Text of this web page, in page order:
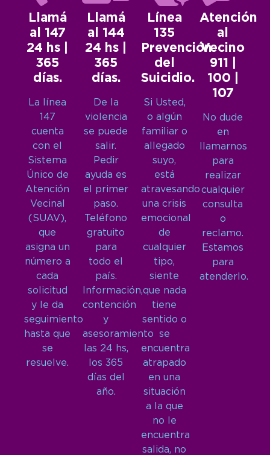
Llamá
al 147
24 hs |
365
días.
La línea
147
cuenta
con el
Sistema
Único de
Atención
Vecinal
(SUAV),
que
asigna un
número a
cada
solicitud
y le da
seguimiento
hasta que
se
resuelve.
Llamá
al 144
24 hs |
365
días.
De la
violencia
se puede
salir.
Pedir
ayuda es
el primer
paso.
Teléfono
gratuito
para
todo el
país.
Información,
contención
y
asesoramiento
las 24 hs,
los 365
días del
año.
Línea
135
Prevención
del
Suicidio.
Si Usted,
o algún
familiar o
allegado
suyo,
está
atravesando
una crisis
emocional
de
cualquier
tipo,
siente
que nada
tiene
sentido o
se
encuentra
atrapado
en una
situación
a la que
no le
encuentra
salida, no
Atención
al
Vecino
911 |
100 |
107
No dude
en
llamarnos
para
realizar
cualquier
consulta
o
reclamo.
Estamos
para
atenderlo.